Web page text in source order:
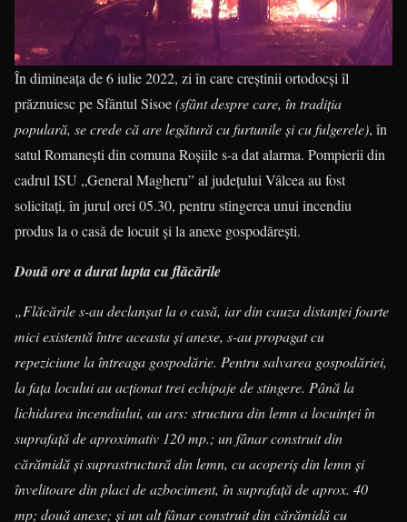
În dimineața de 6 iulie 2022, zi în care creștinii ortodocși îl
prăznuiesc pe Sfântul Sisoe(sfânt despre care, în tradiția
populară, se crede că are legătură cu furtunile și cu fulgerele), în
satul Romanești din comuna Roșiile s-a dat alarma. Pompierii din
cadrul ISU „General Magheru” al județului Vâlcea au fost
solicitați, în jurul orei 05.30, pentru stingerea unui incendiu
produs la o casă de locuit și la anexe gospodărești.
Două ore a durat lupta cu flăcările
„Flăcările s-au declanșat la o casă, iar din cauza distanței foarte
mici existentă între aceasta și anexe, s-au propagat cu
repeziciune la întreaga gospodărie. Pentru salvarea gospodăriei,
la fața locului au acționat trei echipaje de stingere. Până la
lichidarea incendiului, au ars: structura din lemn a locuinței în
suprafață de aproximativ 120 mp.; un fânar construit din
cărămidă și suprastructură din lemn, cu acoperiș din lemn și
învelitoare din placi de azbociment, în suprafață de aprox. 40
mp; două anexe; și un alt fânar construit din cărămidă cu